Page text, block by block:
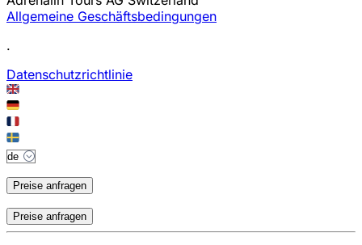
Allgemeine Geschäftsbedingungen
.
Datenschutzrichtlinie
Preise anfragen
Preise anfragen